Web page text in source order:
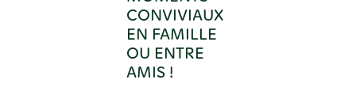
CONVIVIAUX
EN FAMILLE
OU ENTRE
AMIS !